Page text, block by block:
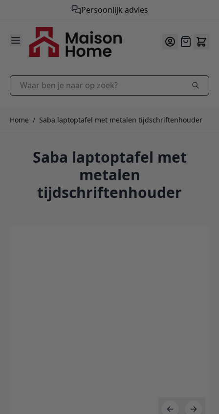
Gratis verzending vanaf €50,-
9.9/10
Ga naar de inhoud
Offerte
Waar ben je naar op zoek?
Home / Saba laptoptafel met metalen tijdschriftenhouder
Saba laptoptafel met
metalen
tijdschriftenhouder